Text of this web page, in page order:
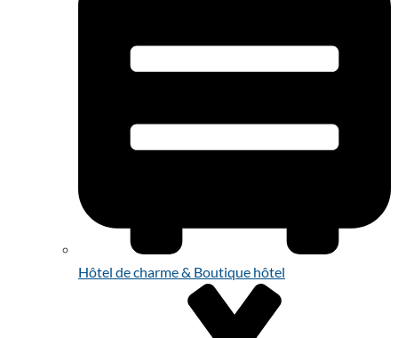
Hôtel de charme & Boutique hôtel